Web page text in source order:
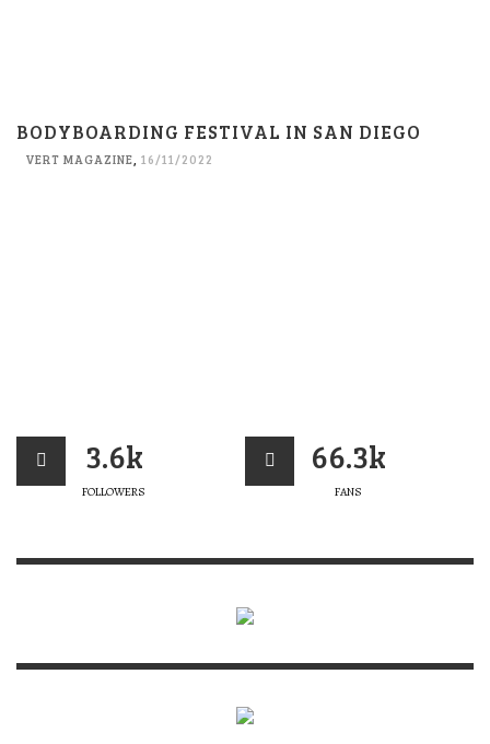
BODYBOARDING FESTIVAL IN SAN DIEGO
VERT MAGAZINE, 16/11/2022
3.6k
FOLLOWERS
66.3k
FANS